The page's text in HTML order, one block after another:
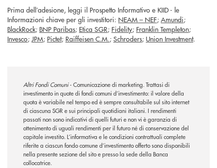
Prima dell’adesione, leggi il Prospetto Informativo e KIID - le
Informazioni chiave per gli investitori: NEAM – NEF; Amundi;
BlackRock; BNP Paribas; Etica SGR; Fidelity; Franklin Templeton;
Invesco; JPM; Pictet; Raiffeisen C.M.; Schroders; Union Investment.
Altri Fondi Comuni- Comunicazione di marketing. Trattasi di
investimento in quote di fondi comuni d’investimento: il valore della
quota è variabile nel tempo ed è sempre consultabile sul sito internet
di ciascuna SGR e sui principali quotidiani italiani. I rendimenti
passati non sono indicativi di quelli futuri e non vi è garanzia di
ottenimento di uguali rendimenti per il futuro né di conservazione del
capitale investito. L’informativa e le condizioni contrattuali complete
riferite a ciascun fondo comune d’investimento offerto sono disponibili
nella presente sezione del sito e presso la sede della Banca
collocatrice.